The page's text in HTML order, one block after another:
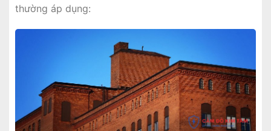
thường áp dụng: